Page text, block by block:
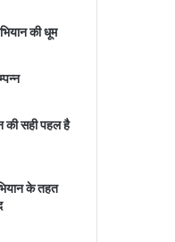
की धूम
की सही पहल है
के तहत